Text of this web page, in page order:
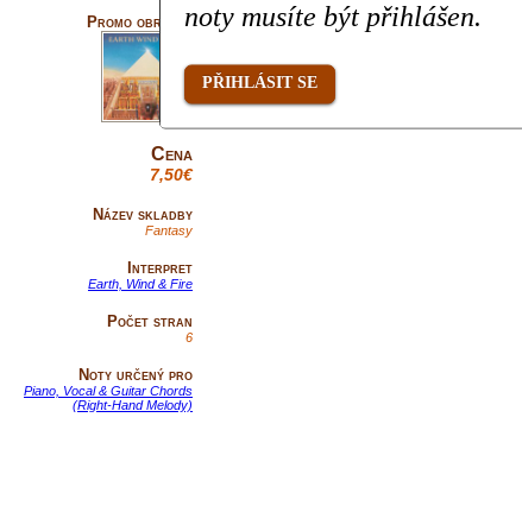
Promo obrázek
Cena
7,50€
Název skladby
Fantasy
Interpret
Earth, Wind & Fire
Počet stran
6
Noty určený pro
Piano, Vocal & Guitar Chords
(Right-Hand Melody)
noty musíte být přihlášen.
PŘIHLÁSIT SE